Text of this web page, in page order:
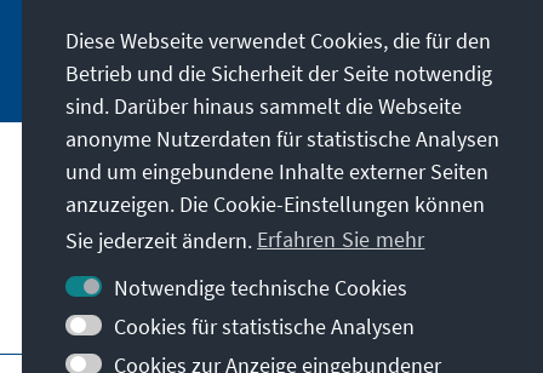
Jetzt abonnieren
Unser Auftrag
Kontakt
Weitere Angebote der Stiftung
Diese Webseite verwendet Cookies, die für den
Betrieb und die Sicherheit der Seite notwendig
sind. Darüber hinaus sammelt die Webseite
anonyme Nutzerdaten für statistische Analysen
und um eingebundene Inhalte externer Seiten
anzuzeigen. Die Cookie-Einstellungen können
Sie jederzeit ändern. Erfahren Sie mehr
Notwendige technische Cookies
Cookies für statistische Analysen
Cookies zur Anzeige eingebundener